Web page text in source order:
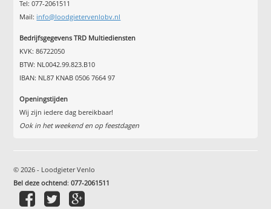
Tel: 077-2061511
Mail: info@loodgietervenlobv.nl
Bedrijfsgegevens TRD Multiediensten
KVK: 86722050
BTW: NL0042.99.823.B10
IBAN: NL87 KNAB 0506 7664 97
Openingstijden
Wij zijn iedere dag bereikbaar!
Ook in het weekend en op feestdagen
© 2026 - Loodgieter Venlo
Bel deze ochtend:077-2061511